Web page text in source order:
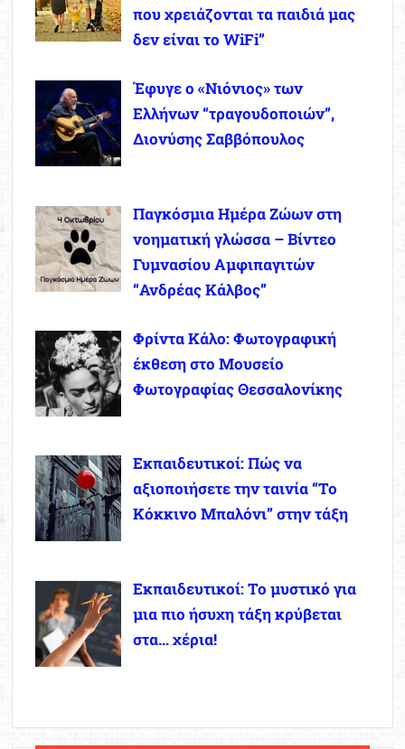
που χρειάζονται τα παιδιά μας
δεν είναι το WiFi”
Έφυγε ο «Νιόνιος» των
Ελλήνων “τραγουδοποιών”,
Διονύσης Σαββόπουλος
Παγκόσμια Ημέρα Ζώων στη
νοηματική γλώσσα – Βίντεο
Γυμνασίου Αμφιπαγιτών
“Ανδρέας Κάλβος”
Φρίντα Κάλο: Φωτογραφική
έκθεση στο Μουσείο
Φωτογραφίας Θεσσαλονίκης
Εκπαιδευτικοί: Πώς να
αξιοποιήσετε την ταινία “Το
Κόκκινο Μπαλόνι” στην τάξη
Εκπαιδευτικοί: Το μυστικό για
μια πιο ήσυχη τάξη κρύβεται
στα… χέρια!